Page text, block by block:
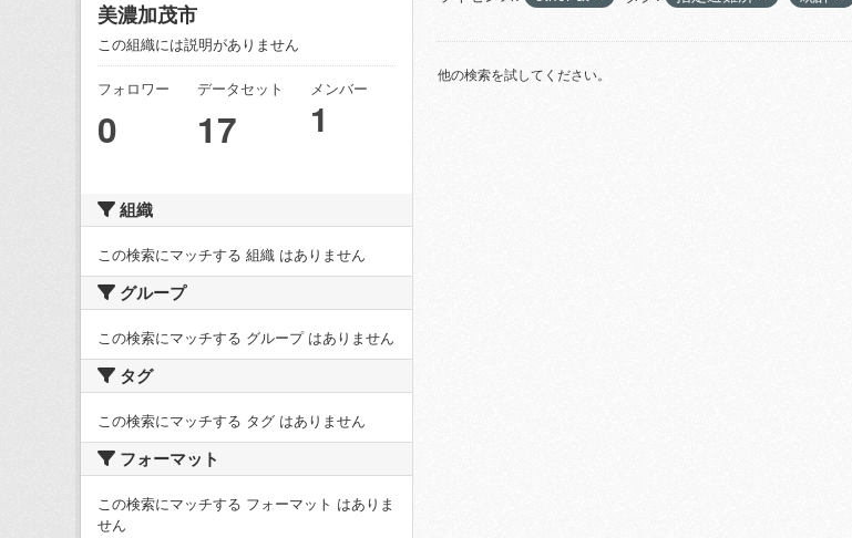
美濃加茂市
この組織には説明がありません
フォロワー
0
データセット
17
メンバー
1
組織
この検索にマッチする 組織 はありません
グループ
この検索にマッチする グループ はありません
タグ
この検索にマッチする タグ はありません
フォーマット
この検索にマッチする フォーマット はありま
せん
他の検索を試してください。